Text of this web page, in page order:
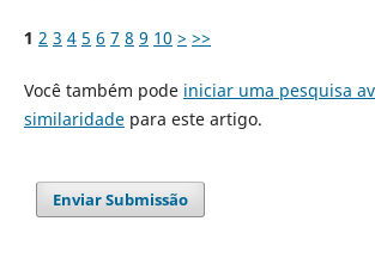
1 2 3 4 5 6 7 8 9 10 > >>
Você também pode iniciar uma pesquisa
similaridadepara este artigo.
Enviar Submissão